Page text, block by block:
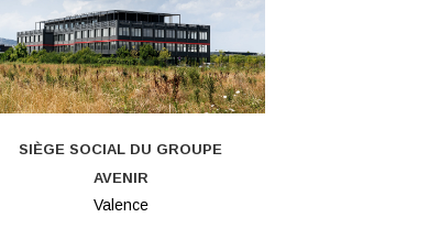
SIÈGE SOCIAL DU GROUPE
AVENIR
Valence